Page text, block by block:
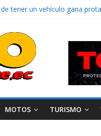
recibe 12 Sinotruk Bolden
automotor ecuatoriano creció
pasar con tu vehículo si
al Ecuador 2026, edición
MOTOS TURISMO